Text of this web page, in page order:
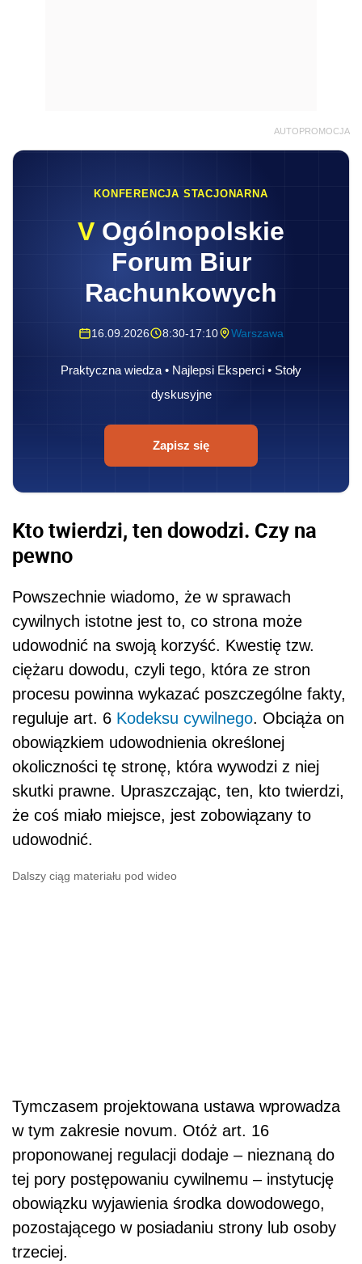
AUTOPROMOCJA
KONFERENCJA STACJONARNA
V Ogólnopolskie
Forum Biur
Rachunkowych
16.09.2026 8:30-17:10 Warszawa
Praktyczna wiedza • Najlepsi Eksperci • Stoły
dyskusyjne
Zapisz się
Kto twierdzi, ten dowodzi. Czy na
pewno
Powszechnie wiadomo, że w sprawach
cywilnych istotne jest to, co strona może
udowodnić na swoją korzyść. Kwestię tzw.
ciężaru dowodu, czyli tego, która ze stron
procesu powinna wykazać poszczególne fakty,
reguluje art. 6 Kodeksu cywilnego. Obciąża on
obowiązkiem udowodnienia określonej
okoliczności tę stronę, która wywodzi z niej
skutki prawne. Upraszczając, ten, kto twierdzi,
że coś miało miejsce, jest zobowiązany to
udowodnić.
Dalszy ciąg materiału pod wideo
Tymczasem projektowana ustawa wprowadza
w tym zakresie novum. Otóż art. 16
proponowanej regulacji dodaje – nieznaną do
tej pory postępowaniu cywilnemu – instytucję
obowiązku wyjawienia środka dowodowego,
pozostającego w posiadaniu strony lub osoby
trzeciej.